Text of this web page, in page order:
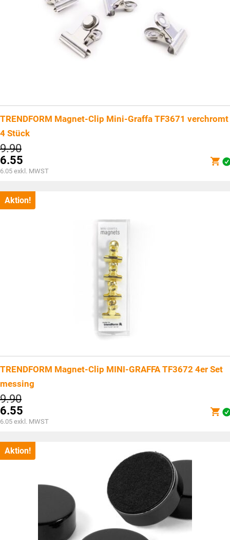
TRENDFORM Magnet-Clip Mini-Graffa TF3671 verchromt
4 Stück
9.90Ursprünglicher
Preis
war:
CHF9.90
6.55
Aktueller
ist:
CHF6.55.
6.05 exkl. MWST
Aktion!
TRENDFORM Magnet-Clip MINI-GRAFFA TF3672 4er Set
messing
9.90Ursprünglicher
Preis
war:
CHF9.90
6.55
Aktueller
ist:
CHF6.55.
6.05 exkl. MWST
Aktion!